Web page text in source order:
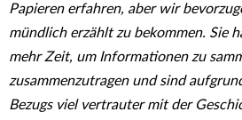
Papieren erfahren, aber wir
mündlich erzählt zu bekommen. Sie
mehr Zeit, um Informationen zu
zusammenzutragen und sind
Bezugs viel vertrauter mit der